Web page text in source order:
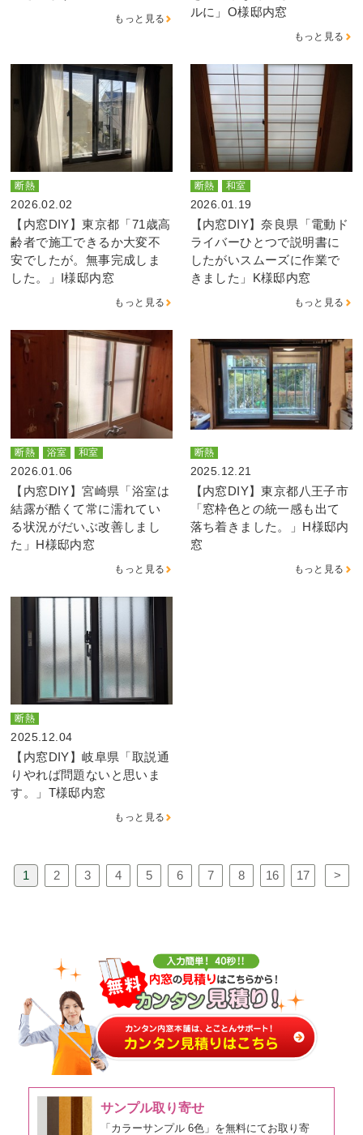
もっと見る
ルに」O様邸内窓
もっと見る
断熱
2026.02.02
【内窓DIY】東京都「71歳高
齢者で施工できるか大変不
安でしたが。無事完成しま
した。」I様邸内窓
もっと見る
断熱 和室
2026.01.19
【内窓DIY】奈良県「電動ド
ライバーひとつで説明書に
したがいスムーズに作業で
きました」K様邸内窓
もっと見る
断熱 浴室 和室
2026.01.06
【内窓DIY】宮崎県「浴室は
結露が酷くて常に濡れてい
る状況がだいぶ改善しまし
た」H様邸内窓
もっと見る
断熱
2025.12.21
【内窓DIY】東京都八王子市
「窓枠色との統一感も出て
落ち着きました。」H様邸内
窓
もっと見る
断熱
2025.12.04
【内窓DIY】岐阜県「取説通
りやれば問題ないと思いま
す。」T様邸内窓
もっと見る
1 2 3 4 5 6 7 8 16 17 >
サンプル取り寄せ
「カラーサンプル 6色」を無料にてお取り寄